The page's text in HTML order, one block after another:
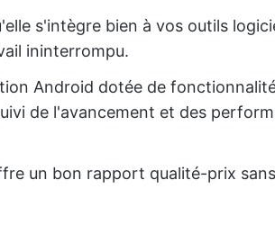
s'intègre bien à vos outils
ininterrompu.
Android dotée de
de l'avancement et des
un bon rapport qualité-prix sans